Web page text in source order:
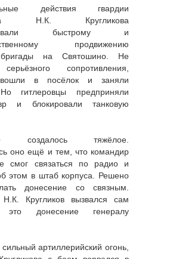
действия гвардии
Н.К. Кругликова
быстрому и
продвижению
бригады на Святошино. Не
сопротивления,
вошли в посёлок и заняли
гитлеровцы предприняли
и блокировали танковую
создалось тяжёлое.
оно ещё и тем, что командир
смог связаться по радио и
этом в штаб корпуса. Решено
донесение со связным.
Н.К. Кругликов вызвался сам
это донесение генералу
артиллерийский огонь,